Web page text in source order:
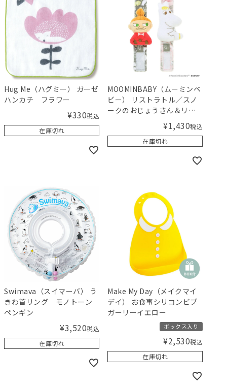
Hug Me（ハグミー） ガーゼ
ハンカチ フラワー
¥330税込
在庫切れ
MOOMINBABY（ムーミンベ
ビー） リストラトル／スノ
ークのおじょうさん＆リト
¥1,430税込
在庫切れ
Swimava（スイマーバ） う
きわ首リング モノトーン
ペンギン
¥3,520税込
在庫切れ
Make My Day（メイクマイ
デイ） お食事シリコンビブ
ガーリーイエロー
ボックス入り
¥2,530税込
在庫切れ